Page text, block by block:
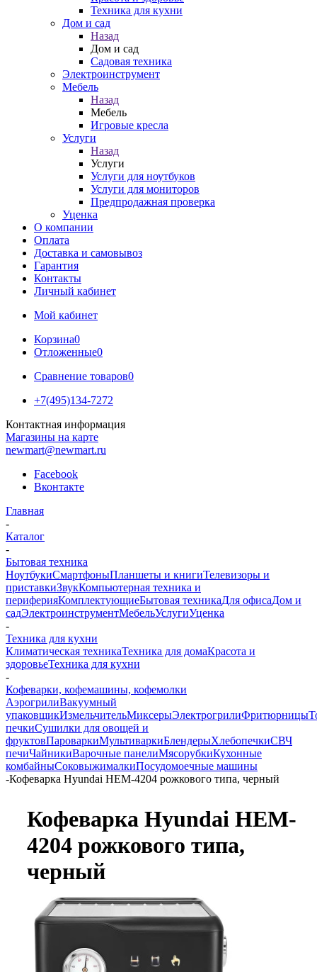
Техника для кухни
Дом и сад
Назад
Дом и сад
Садовая техника
Электроинструмент
Мебель
Назад
Мебель
Игровые кресла
Услуги
Назад
Услуги
Услуги для ноутбуков
Услуги для мониторов
Предпродажная проверка
Уценка
О компании
Оплата
Доставка и самовывоз
Гарантия
Контакты
Личный кабинет
Мой кабинет
Корзина0
Отложенные0
Сравнение товаров0
+7(495)134-7272
Контактная информация
Магазины на карте
newmart@newmart.ru
Facebook
Вконтакте
Главная
-
Каталог
-
Бытовая техника
НоутбукиСмартфоныПланшеты и книгиТелевизоры и
приставкиЗвукКомпьютерная техника и
периферияКомплектующиеБытовая техникаДля офисаДом и
садЭлектроинструментМебельУслугиУценка
-
Техника для кухни
Климатическая техникаТехника для домаКрасота и
здоровьеТехника для кухни
-
Кофеварки, кофемашины, кофемолки
АэрогрилиВакуумный
упаковщикИзмельчительМиксерыЭлектрогрилиФритюрницы
печкиСушилки для овощей и
фруктовПароваркиМультиваркиБлендерыХлебопечкиСВЧ
печиЧайникиВарочные панелиМясорубкиКухонные
комбайныСоковыжималкиПосудомоечные машины
-Кофеварка Hyundai HEM-4204 рожкового типа, черный
Кофеварка Hyundai HEM-
4204 рожкового типа,
черный